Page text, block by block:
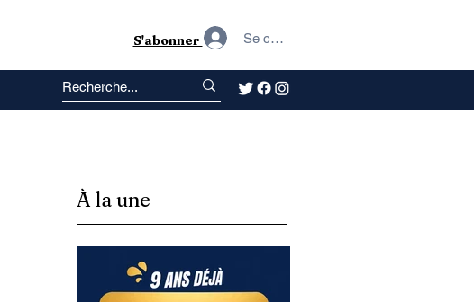
Se connecter
S'abonner
À la une